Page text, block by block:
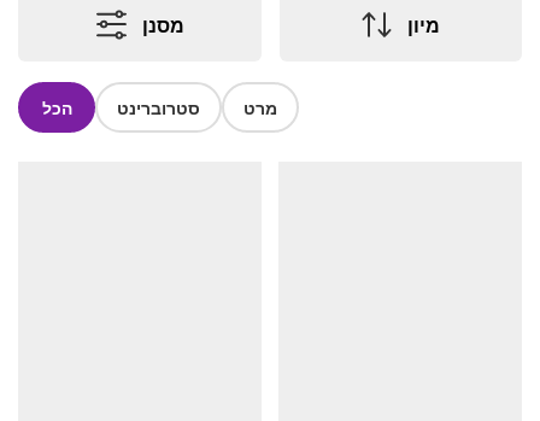
מסנן מיון
הכל סטרוברינט מרט